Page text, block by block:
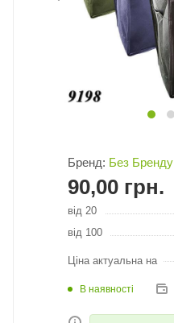
Бренд: Без Бренду
90,00 грн.
від 20
від 100
Ціна актуальна на
В наявності